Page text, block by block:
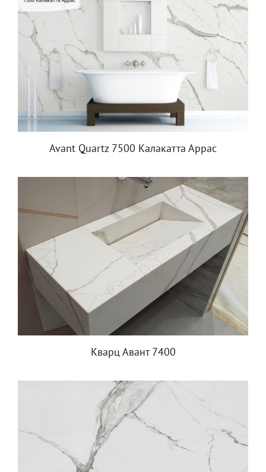
Avant Quartz 7500 Калакатта Аррас
Кварц Авант 7400